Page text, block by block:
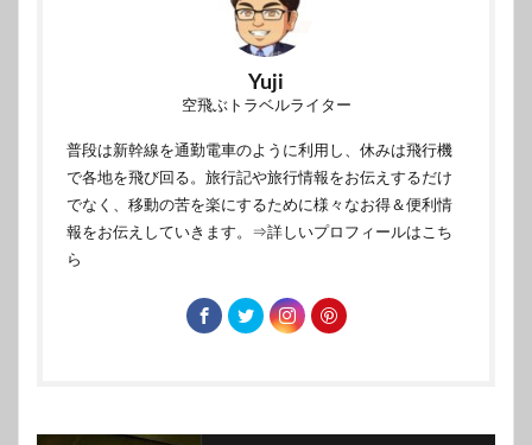
Yuji
空飛ぶトラベルライター
普段は新幹線を通勤電車のように利用し、休みは飛行機
で各地を飛び回る。旅行記や旅行情報をお伝えするだけ
でなく、移動の苦を楽にするために様々なお得＆便利情
報をお伝えしていきます。 ⇒詳しいプロフィールはこち
ら